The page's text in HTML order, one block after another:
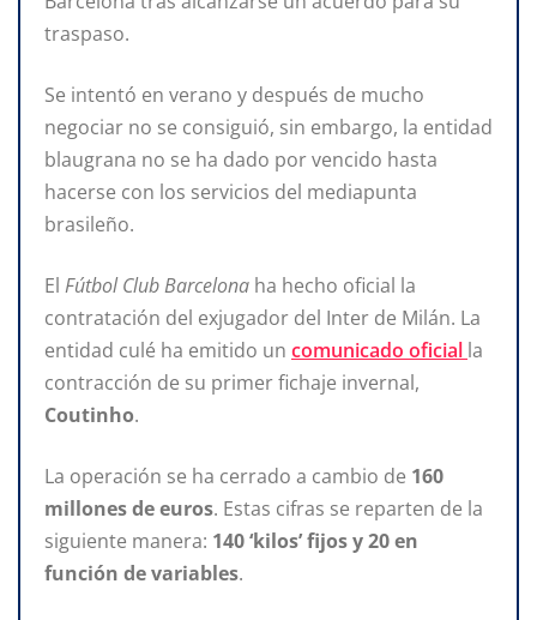
traspaso.
Se intentó en verano y después de mucho
negociar no se consiguió, sin embargo, la entidad
blaugrana no se ha dado por vencido hasta
hacerse con los servicios del mediapunta
brasileño.
El Fútbol Club Barcelona ha hecho oficial la
contratación del exjugador del Inter de Milán. La
entidad culé ha emitido un comunicado oficial la
contracción de su primer fichaje invernal,
Coutinho.
La operación se ha cerrado a cambio de 160
millones de euros. Estas cifras se reparten de la
siguiente manera: 140 ‘kilos’ fijos y 20 en
función de variables.